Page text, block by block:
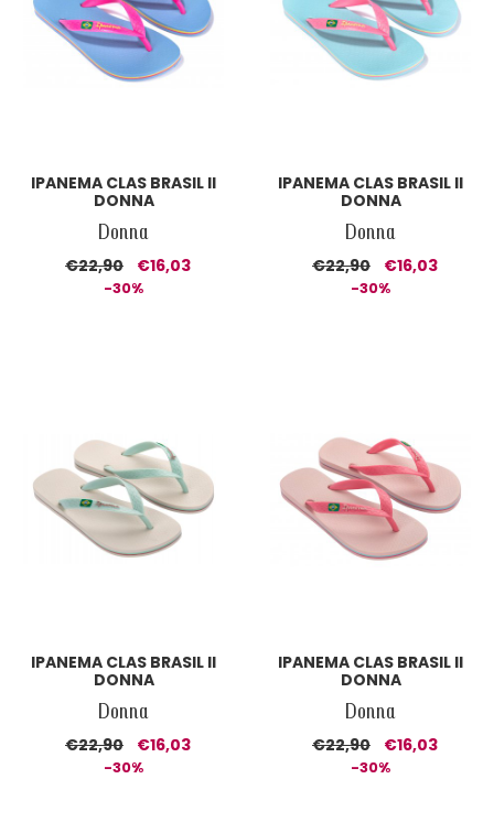
IPANEMA CLAS BRASIL II
DONNA
Donna
€22,90 €16,03
-30%
IPANEMA CLAS BRASIL II
DONNA
Donna
€22,90 €16,03
-30%
IPANEMA CLAS BRASIL II
DONNA
Donna
€22,90 €16,03
-30%
IPANEMA CLAS BRASIL II
DONNA
Donna
€22,90 €16,03
-30%